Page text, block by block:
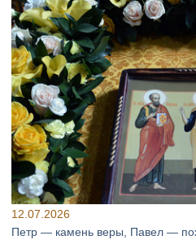
12.07.2026
Петр — камень веры, Павел —